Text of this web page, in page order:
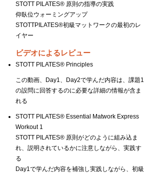
STOTT PILATES® 原則の指導の実践
仰臥位ウォーミングアップ
STOTTPILATES®初級マットワークの最初のレ
イヤー
ビデオによるレビュー
STOTT PILATES® Principles
この動画、Day1、Day2で学んだ内容は、課題1
の設問に回答するのに必要な詳細の情報が含ま
れる
STOTT PILATES® Essential Matwork Express
Workout 1
STOTT PILATES® 原則がどのように組み込ま
れ、説明されているかに注意しながら、実践す
る
Day1で学んだ内容を補強し実践しながら、初級